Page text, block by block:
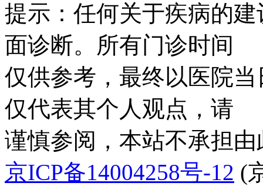
提示：任何关于疾病的
面诊断。所有门诊时间
仅供参考，最终以医院
仅代表其个人观点，请
谨慎参阅，本站不承担
京ICP备14004258号-12 (